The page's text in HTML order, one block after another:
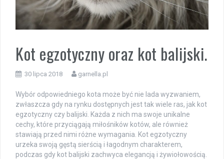
Kot egzotyczny oraz kot balijski.
30 lipca 2018 garnella.pl
Wybór odpowiedniego kota może być nie lada wyzwaniem,
zwłaszcza gdy na rynku dostępnych jest tak wiele ras, jak kot
egzotyczny czy balijski. Każda z nich ma swoje unikalne
cechy, które przyciągają miłośników kotów, ale również
stawiają przed nimi różne wymagania. Kot egzotyczny
urzeka swoją gęstą sierścią i łagodnym charakterem,
podczas gdy kot balijski zachwyca elegancją i żywiołowością.